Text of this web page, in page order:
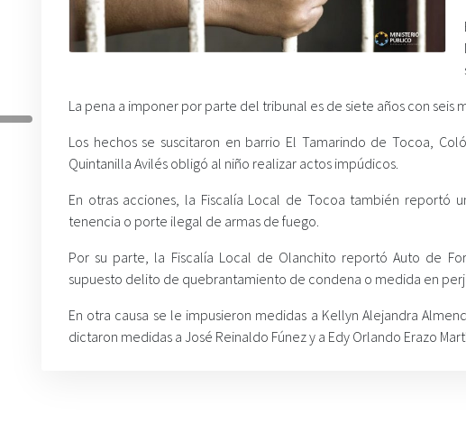
La pena a imponer por parte del tribunal es de siete años con seis
Los hechos se suscitaron en barrio El Tamarindo de Tocoa,
Quintanilla Avilés obligó al niño realizar actos impúdicos.
En otras acciones, la Fiscalía Local de Tocoa también reportó
tenencia o porte ilegal de armas de fuego.
Por su parte, la Fiscalía Local de Olanchito reportó Auto de
supuesto delito de quebrantamiento de condena o medida en
En otra causa se le impusieron medidas a Kellyn Alejandra
dictaron medidas a José Reinaldo Fúnez y a Edy Orlando Erazo